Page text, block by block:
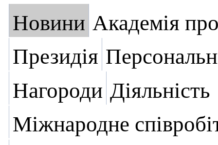
Новини Академія
Президія
Нагороди Діяльність
Міжнародне